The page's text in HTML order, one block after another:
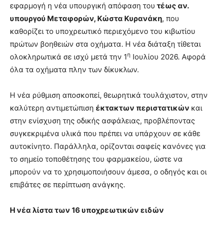
εφαρμογή η νέα υπουργική απόφαση του τέως αν.
υπουργού Μεταφορών, Κώστα Κυρανάκη, που
καθορίζει το υποχρεωτικό περιεχόμενο του κιβωτίου
πρώτων βοηθειών στα οχήματα. Η νέα διάταξη τίθεται
ολοκληρωτικά σε ισχύ μετά την 1η Ιουλίου 2026. Αφορά
όλα τα οχήματα πλην των δίκυκλων.
Η νέα ρύθμιση αποσκοπεί, θεωρητικά τουλάχιστον, στην
καλύτερη αντιμετώπιση έκτακτων περιστατικών και
στην ενίσχυση της οδικής ασφάλειας, προβλέποντας
συγκεκριμένα υλικά που πρέπει να υπάρχουν σε κάθε
αυτοκίνητο. Παράλληλα, ορίζονται σαφείς κανόνες για
το σημείο τοποθέτησης του φαρμακείου, ώστε να
μπορούν να το χρησιμοποιήσουν άμεσα, ο οδηγός και οι
επιβάτες σε περίπτωση ανάγκης.
Η νέα λίστα των 16 υποχρεωτικών ειδών